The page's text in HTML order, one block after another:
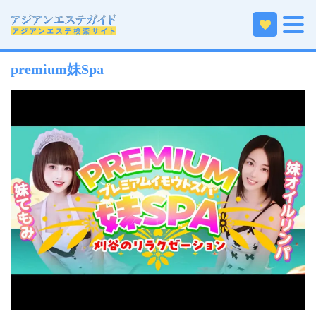
ホーム 中部エリアのアジアンエステ
愛知のアジアンエステ 西三河・豊田・岡崎のアジアンエステ
premium妹Spa